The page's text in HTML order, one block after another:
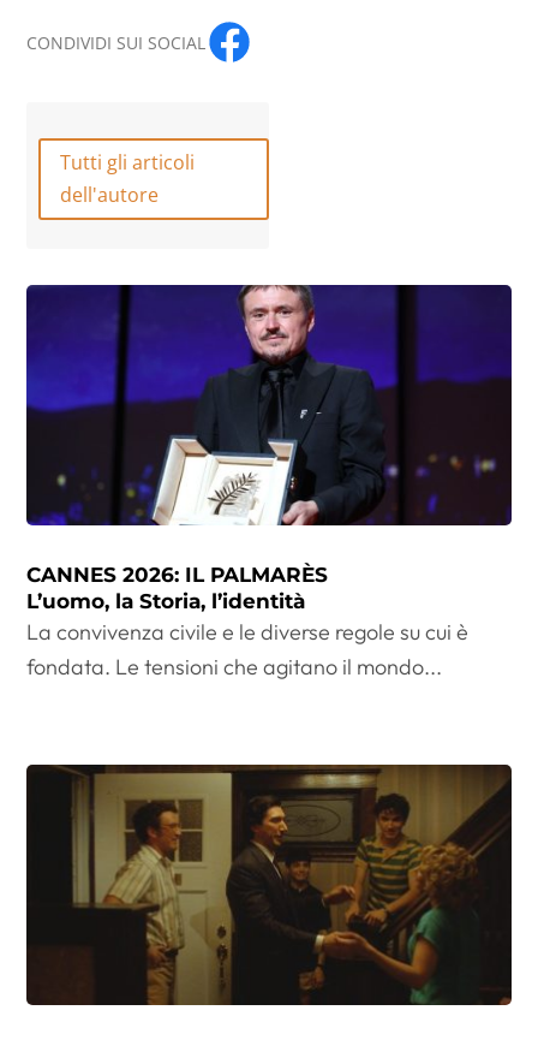
CONDIVIDI SUI SOCIAL
Tutti gli articoli
dell'autore
CANNES 2026: IL PALMARÈS
L’uomo, la Storia, l’identità
La convivenza civile e le diverse regole su cui è
fondata. Le tensioni che agitano il mondo...